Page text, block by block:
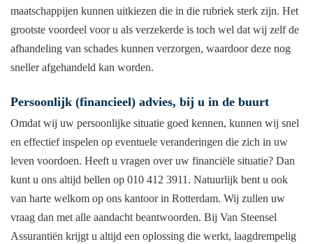
maatschappijen kunnen uitkiezen die in die rubriek sterk zijn. Het
grootste voordeel voor u als verzekerde is toch wel dat wij zelf de
afhandeling van schades kunnen verzorgen, waardoor deze nog
sneller afgehandeld kan worden.
Persoonlijk (financieel) advies, bij u in de buurt
Omdat wij uw persoonlijke situatie goed kennen, kunnen wij snel
en effectief inspelen op eventuele veranderingen die zich in uw
leven voordoen. Heeft u vragen over uw financiële situatie? Dan
kunt u ons altijd bellen op 010 412 3911. Natuurlijk bent u ook
van harte welkom op ons kantoor in Rotterdam. Wij zullen uw
vraag dan met alle aandacht beantwoorden. Bij Van Steensel
Assurantiën krijgt u altijd een oplossing die werkt, laagdrempelig